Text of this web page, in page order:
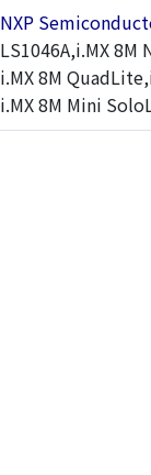
NXP
LS1046A,i.MX 8M
i.MX 8M
i.MX 8M Mini